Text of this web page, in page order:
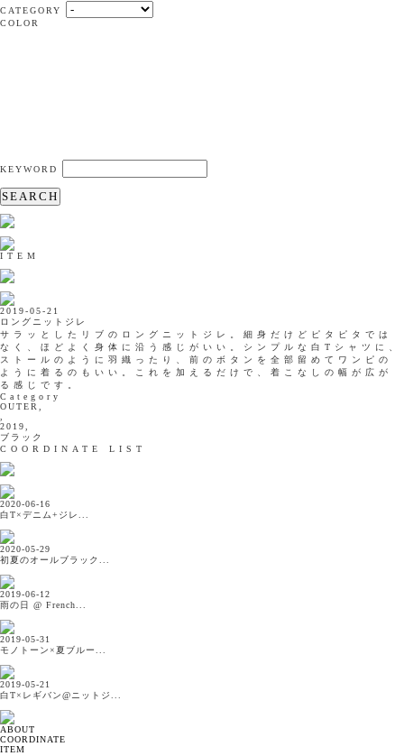
CATEGORY
COLOR
KEYWORD
SEARCH
ITEM
2019-05-21
ロングニットジレ
サラッとしたリブのロングニットジレ。細身だけどピタピタでは
なく、ほどよく身体に沿う感じがいい。シンプルな白Tシャツに、
ストールのように羽織ったり、前のボタンを全部留めてワンピの
ように着るのもいい。これを加えるだけで、着こなしの幅が広が
る感じです。
Category
OUTER,
2019,
ブラック
COORDINATE LIST
2020-06-16
白T×デニム+ジレ...
2020-05-29
初夏のオールブラック...
2019-06-12
雨の日 @ French...
2019-05-31
モノトーン×夏ブルー...
2019-05-21
白T×レギバン@ニットジ...
ABOUT
COORDINATE
ITEM